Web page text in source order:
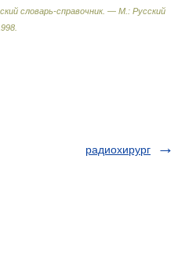
словарь-справочник. — М.: Русский
радиохирург